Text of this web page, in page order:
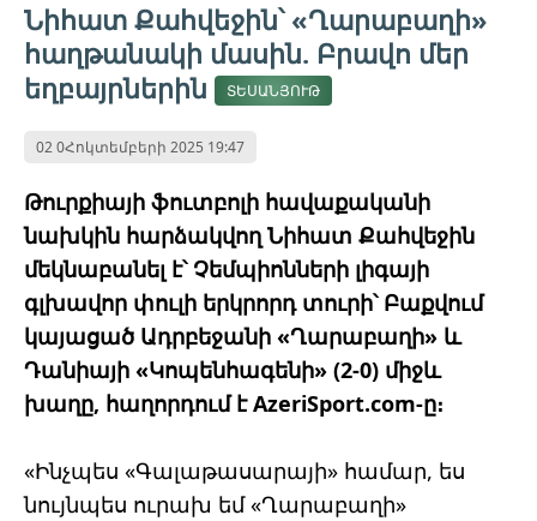
Նիհատ Քահվեջին՝ «Ղարաբաղի»
հաղթանակի մասին. Բրավո մեր
եղբայրներին
ՏԵՍԱՆՅՈՒԹ
02 0Հոկտեմբերի 2025 19:47
Թուրքիայի ֆուտբոլի հավաքականի
նախկին հարձակվող Նիհատ Քահվեջին
մեկնաբանել է՝ Չեմպիոնների լիգայի
գլխավոր փուլի երկրորդ տուրի՝ Բաքվում
կայացած Ադրբեջանի «Ղարաբաղի» և
Դանիայի «Կոպենհագենի» (2-0) միջև
խաղը, հաղորդում է AzeriSport.com-ը։
«Ինչպես «Գալաթասարայի» համար, ես
նույնպես ուրախ եմ «Ղարաբաղի»